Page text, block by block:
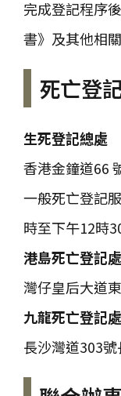
完成登記程序
書》及其他相
死亡登
生死登記總處
香港金鐘道66
一般死亡登記
時至下午12時
港島死亡登記處
灣仔皇后大道
九龍死亡登記處
長沙灣道303